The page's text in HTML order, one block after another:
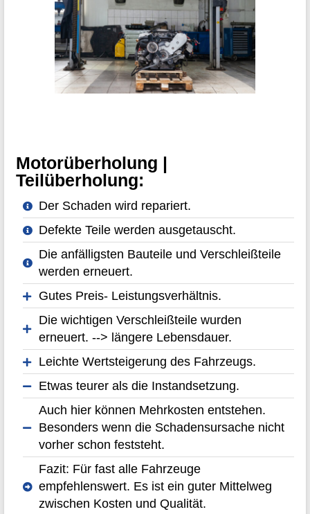
Motorüberholung |
Teilüberholung:
Der Schaden wird repariert.
Defekte Teile werden ausgetauscht.
Die anfälligsten Bauteile und Verschleißteile
werden erneuert.
Gutes Preis- Leistungsverhältnis.
Die wichtigen Verschleißteile wurden
erneuert. --> längere Lebensdauer.
Leichte Wertsteigerung des Fahrzeugs.
Etwas teurer als die Instandsetzung.
Auch hier können Mehrkosten entstehen.
Besonders wenn die Schadensursache nicht
vorher schon feststeht.
Fazit: Für fast alle Fahrzeuge
empfehlenswert. Es ist ein guter Mittelweg
zwischen Kosten und Qualität.